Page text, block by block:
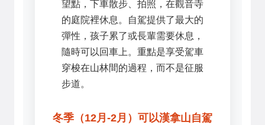
望點，下車散步、拍照，在觀音寺
的庭院裡休息。自駕提供了最大的
彈性，孩子累了或長輩需要休息，
隨時可以回車上。重點是享受駕車
穿梭在山林間的過程，而不是征服
步道。
冬季（12月-2月）可以漢拿山自駕